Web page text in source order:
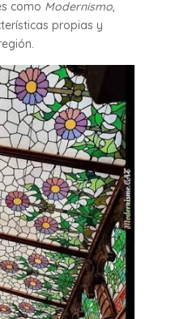
como Modernismo,
propias y